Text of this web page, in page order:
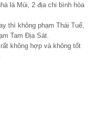
là Mùi, 2 địa chi bình hòa
thì không phạm Thái Tuế,
Tam Địa Sát.
không hợp và không tốt